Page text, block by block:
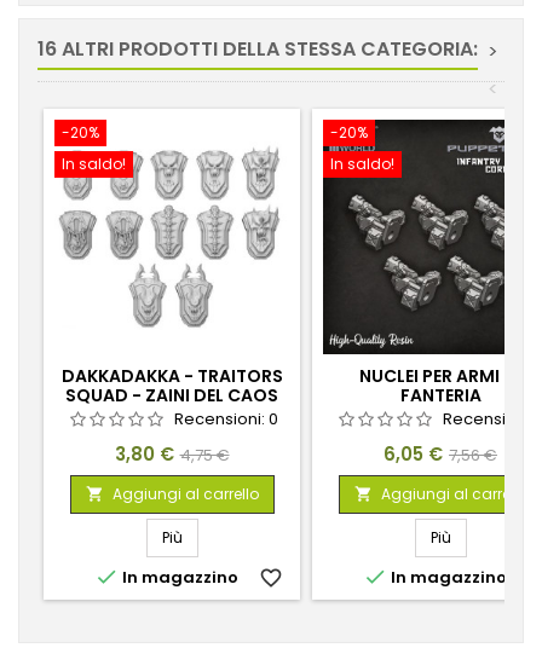
16 ALTRI PRODOTTI DELLA STESSA CATEGORIA: >
<
-20%
In saldo!
DAKKADAKKA - TRAITORS
SQUAD - ZAINI DEL CAOS
1:48Recensioni: 0
Prezzo
3,80 € Prezzo
base
4,75 €
 Aggiungi al carrello
Più
 In magazzino favorite_border
-20%
In saldo!
NUCLEI PER ARMI DI
FANTERIA
Recensioni:
Prezzo
6,05 € Prezzo
base
7,56 €
 Aggiungi al carrello
Più
 In magazzino